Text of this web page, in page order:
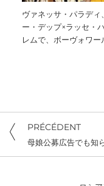
ヴァネッサ・パラディ
ー・デップ×ラッセ・
レムで、ボーヴォワー
PRÉCÉDENT
母娘公募広告でも知